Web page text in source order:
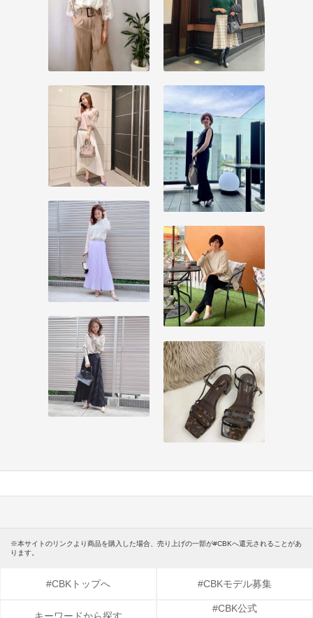
※本サイトのリンクより商品を購入した場合、売り上げの一部が#CBKへ還元されることがあ
ります。
#CBKトップへ #CBKモデル募集
キーワードから探す
#CBK公式